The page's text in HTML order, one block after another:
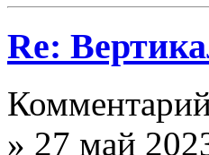
Re:
» 27 май